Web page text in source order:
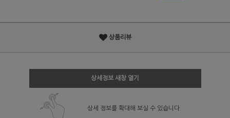
상품리뷰
상세정보 새창 열기
상세 정보를 확대해 보실 수 있습니다.